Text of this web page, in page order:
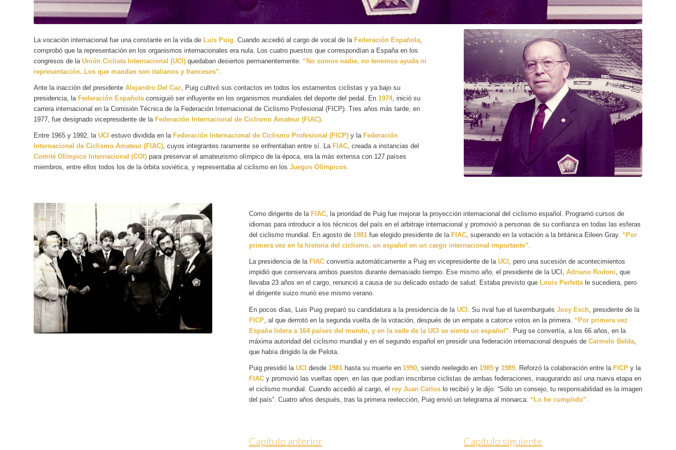
La vocación internacional fue una constante en la vida de Luis Puig. Cuando accedió al cargo de vocal de la Federación Española,
comprobó que la representación en los organismos internacionales era nula. Los cuatro puestos que correspondían a España en los
congresos de la Unión Ciclista Internacional (UCI) quedaban desiertos permanentemente. “No somos nadie, no tenemos ayuda ni
representación. Los que mandan son italianos y franceses”.
Ante la inacción del presidente Alejandro Del Caz, Puig cultivó sus contactos en todos los estamentos ciclistas y ya bajo su
presidencia, la Federación Españolaconsiguió ser influyente en los organismos mundiales del deporte del pedal. En 1974, inició su
carrera internacional en la Comisión Técnica de la Federación Internacional de Ciclismo Profesional (FICP). Tres años más tarde, en
1977, fue designado vicepresidente de la Federación Internacional de Ciclismo Amateur (FIAC).
Entre 1965 y 1992, la UCI estuvo dividida en la Federación Internacional de Ciclismo Profesional (FICP) y la Federación
Internacional de Ciclismo Amateur (FIAC), cuyos integrantes raramente se enfrentaban entre sí. La FIAC, creada a instancias del
Comité Olímpico Internacional (COI) para preservar el amateurismo olímpico de la época, era la más extensa con 127 países
miembros, entre ellos todos los de la órbita soviética, y representaba al ciclismo en los Juegos Olímpicos.
Como dirigente de la FIAC, la prioridad de Puig fue mejorar la proyección internacional del ciclismo español. Programó cursos de
idiomas para introducir a los técnicos del país en el arbitraje internacional y promovió a personas de su confianza en todas las esferas
del ciclismo mundial. En agosto de 1981fue elegido presidente de la FIAC, superando en la votación a la británica Eileen Gray. “Por
primera vez en la historia del ciclismo, un español en un cargo internacional importante”.
La presidencia de la FIACconvertía automáticamente a Puig en vicepresidente de la UCI , pero una sucesión de acontecimientos
impidió que conservara ambos puestos durante demasiado tiempo. Ese mismo año, el presidente de la UCI, Adriano Rodoni, que
llevaba 23 años en el cargo, renunció a causa de su delicado estado de salud. Estaba previsto que Louis Perfettale sucediera, pero
el dirigente suizo murió ese mismo verano.
En pocos días, Luis Puig preparó su candidatura a la presidencia de la UCI . Su rival fue el luxemburgués Josy Esch, presidente de la
FICP, al que derrotó en la segunda vuelta de la votación, después de un empate a catorce votos en la primera. “Por primera vez
España lidera a 164 países del mundo, y en la sede de la UCI se sienta un español” . Puig se convertía, a los 66 años, en la
máxima autoridad del ciclismo mundial y en el segundo español en presidir una federación internacional después de Carmelo Belda,
que había dirigido la de Pelota.
Puig presidió la UCI desde 1981hasta su muerte en 1990, siendo reelegido en 1985y 1989. Reforzó la colaboración entre la FICPy la
FIACy promovió las vueltas open, en las que podían inscribirse ciclistas de ambas federaciones, inaugurando así una nueva etapa en
el ciclismo mundial. Cuando accedió al cargo, el rey Juan Carloslo recibió y le dijo: “Sólo un consejo, tu responsabilidad es la imagen
del país”. Cuatro años después, tras la primera reelección, Puig envió un telegrama al monarca: “Lo he cumplido”
Capítulo anterior Capítulo siguiente